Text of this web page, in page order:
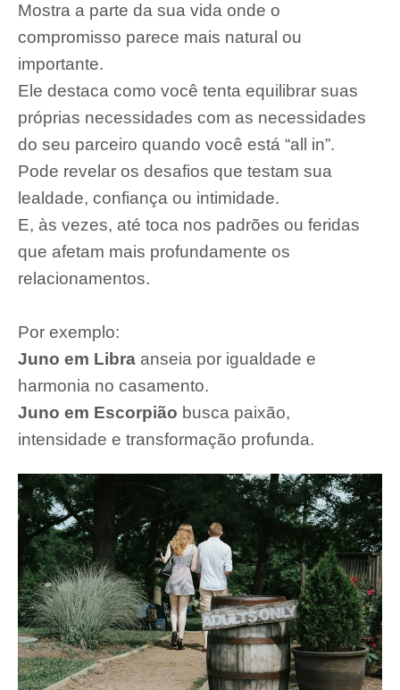
Mostra a parte da sua vida onde o
compromisso parece mais natural ou
importante.
Ele destaca como você tenta equilibrar suas
próprias necessidades com as necessidades
do seu parceiro quando você está “all in”.
Pode revelar os desafios que testam sua
lealdade, confiança ou intimidade.
E, às vezes, até toca nos padrões ou feridas
que afetam mais profundamente os
relacionamentos.
Por exemplo:
Juno em Libra anseia por igualdade e
harmonia no casamento.
Juno em Escorpião busca paixão,
intensidade e transformação profunda.